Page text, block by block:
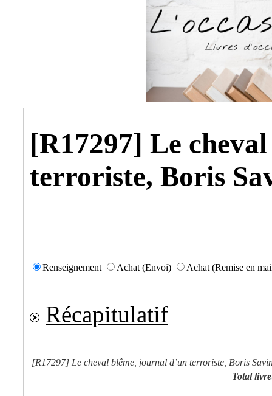
[R17297] Le
terroriste, Boris
Renseignement Achat (Envoi) Achat (Remise en
Récapitulatif
[R17297] Le cheval blême, journal d’un terroriste, Boris
Total